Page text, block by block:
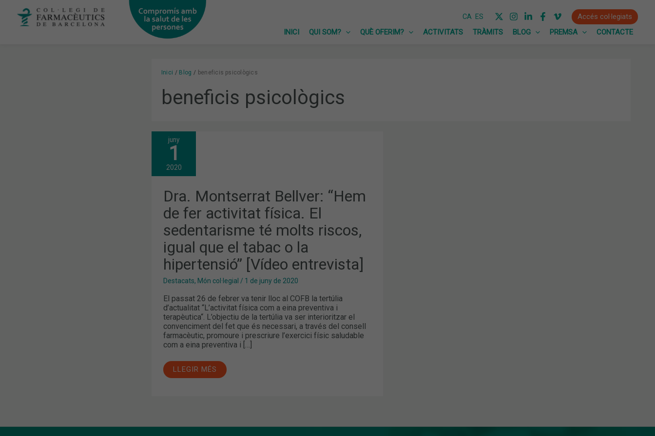
CA ES
Accés col·legiats
INICI
QUI SOM? QUÈ OFERIM? ACTIVITATS TRÀMITS BLOG PREMSA CONTACTE
Inici Blog beneficis psicològics
beneficis psicològics
juny
1
2020
Dra. Montserrat Bellver: “Hem
de fer activitat física. El
sedentarisme té molts riscos,
igual que el tabac o la
hipertensió” [Vídeo entrevista]
Destacats, Món col·legial / 1 de juny de 2020
El passat 26 de febrer va tenir lloc al COFB la tertúlia
d’actualitat “L’activitat física com a eina preventiva i
terapèutica“. L’objectiu de la tertúlia va ser interioritzar el
convenciment del fet que és necessari, a través del consell
farmacèutic, promoure i prescriure l’exercici físic saludable
com a eina preventiva i […]
DRA.
BELLVER:
“HEM
DE
ACTIVITAT
FÍSICA.
EL
SEDENTARISME
TÉ
MOLTS
RISCOS,
IGUAL
QUE
EL
TABAC
O
LA
HIPERTENSIÓ”
ENTREVISTA]
LLEGIR MÉS